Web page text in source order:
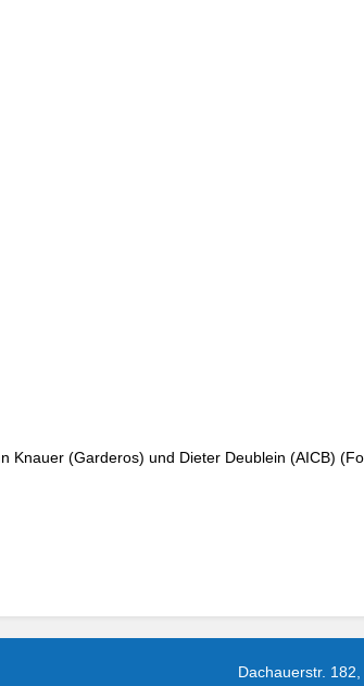
(Garderos) und Dieter Deublein (AICB)
Dachauerstr.